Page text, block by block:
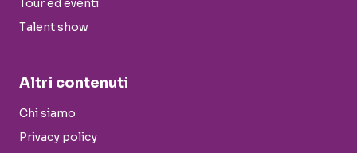
Tour ed eventi
Talent show
Altri contenuti
Chi siamo
Privacy policy